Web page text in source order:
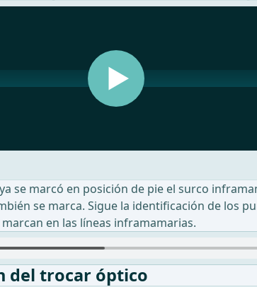
se marcó en posición de pie el surco
se marca. Sigue la identificación de los
en las líneas inframamarias.
del trocar óptico